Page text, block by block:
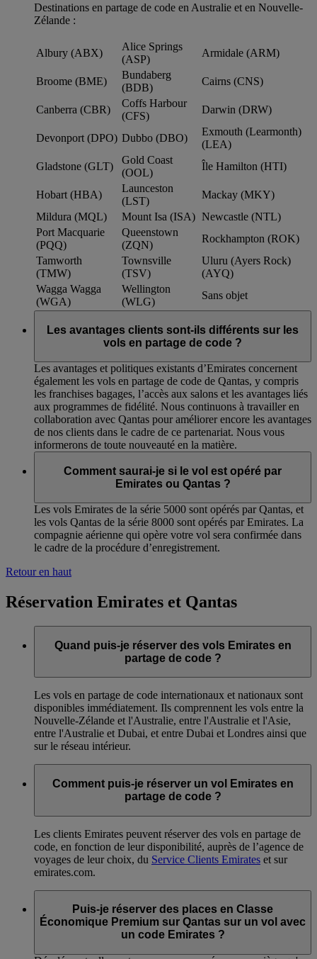
Destinations en partage de code en Australie et en Nouvelle-
Zélande :
Albury (ABX)
Alice Springs
(ASP)
Armidale (ARM)
Broome (BME)
Bundaberg
(BDB)
Cairns (CNS)
Canberra (CBR)
Coffs Harbour
(CFS)
Darwin (DRW)
Devonport (DPO) Dubbo (DBO)
Exmouth (Learmonth)
(LEA)
Gladstone (GLT)
Gold Coast
(OOL)
Île Hamilton (HTI)
Hobart (HBA)
Launceston
(LST)
Mackay (MKY)
Mildura (MQL)
Mount Isa (ISA) Newcastle (NTL)
Port Macquarie
(PQQ)
Queenstown
(ZQN)
Rockhampton (ROK)
Tamworth
(TMW)
Townsville
(TSV)
Uluru (Ayers Rock)
(AYQ)
Wagga Wagga
(WGA)
Wellington
(WLG)
Sans objet
Les avantages clients sont-ils différents sur les
vols en partage de code ?
Les avantages et politiques existants d’Emirates concernent
également les vols en partage de code de Qantas, y compris
les franchises bagages, l’accès aux salons et les avantages liés
aux programmes de fidélité. Nous continuons à travailler en
collaboration avec Qantas pour améliorer encore les avantages
de nos clients dans le cadre de ce partenariat. Nous vous
informerons de toute nouveauté en la matière.
Comment saurai-je si le vol est opéré par
Emirates ou Qantas ?
Les vols Emirates de la série 5000 sont opérés par Qantas, et
les vols Qantas de la série 8000 sont opérés par Emirates. La
compagnie aérienne qui opère votre vol sera confirmée dans
le cadre de la procédure d’enregistrement.
Retour en haut
Réservation Emirates et Qantas
Quand puis-je réserver des vols Emirates en
partage de code ?
Les vols en partage de code internationaux et nationaux sont
disponibles immédiatement. Ils comprennent les vols entre la
Nouvelle-Zélande et l'Australie, entre l'Australie et l'Asie,
entre l'Australie et Dubai, et entre Dubai et Londres ainsi que
sur le réseau intérieur.
Comment puis-je réserver un vol Emirates en
partage de code ?
Les clients Emirates peuvent réserver des vols en partage de
code, en fonction de leur disponibilité, auprès de l’agence de
voyages de leur choix, du Service Clients Emirates et sur
emirates.com.
Puis-je réserver des places en Classe
Économique Premium sur Qantas sur un vol avec
un code Emirates ?